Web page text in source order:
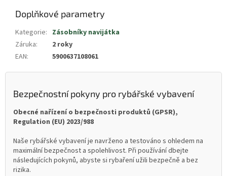
Doplňkové parametry
Kategorie: Zásobníky navijátka
Záruka:
2 roky
EAN: 5900637108061
Bezpečnostní pokyny pro rybářské vybavení
Obecné nařízení o bezpečnosti produktů (GPSR),
Regulation (EU) 2023/988
Naše rybářské vybavení je navrženo a testováno s ohledem na
maximální bezpečnost a spolehlivost. Při používání dbejte
následujících pokynů, abyste si rybaření užili bezpečně a bez
rizika.